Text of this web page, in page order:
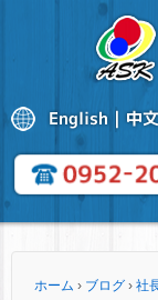
ホーム › ブログ › 社